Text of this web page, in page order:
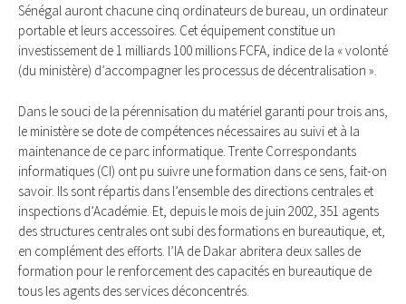
Sénégal auront chacune cinq ordinateurs de bureau, un ordinateur
portable et leurs accessoires. Cet équipement constitue un
investissement de 1 milliards 100 millions FCFA, indice de la « volonté
(du ministère) d’accompagner les processus de décentralisation ».
Dans le souci de la pérennisation du matériel garanti pour trois ans,
le ministère se dote de compétences nécessaires au suivi et à la
maintenance de ce parc informatique. Trente Correspondants
informatiques (CI) ont pu suivre une formation dans ce sens, fait-on
savoir. Ils sont répartis dans l’ensemble des directions centrales et
inspections d’Académie. Et, depuis le mois de juin 2002, 351 agents
des structures centrales ont subi des formations en bureautique, et,
en complément des efforts. l’IA de Dakar abritera deux salles de
formation pour le renforcement des capacités en bureautique de
tous les agents des services déconcentrés.